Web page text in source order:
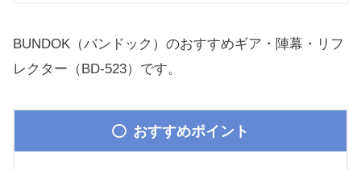
BUNDOK（バンドック）のおすすめギア・陣幕・リフ
レクター（BD-523）です。
おすすめポイント